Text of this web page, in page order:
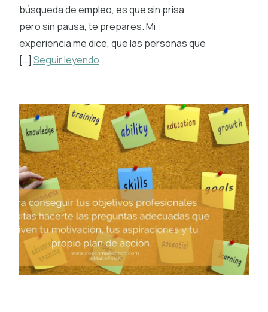
búsqueda de empleo, es que sin prisa,
pero sin pausa, te prepares. Mi
experiencia me dice, que las personas que
[…] Seguir leyendo